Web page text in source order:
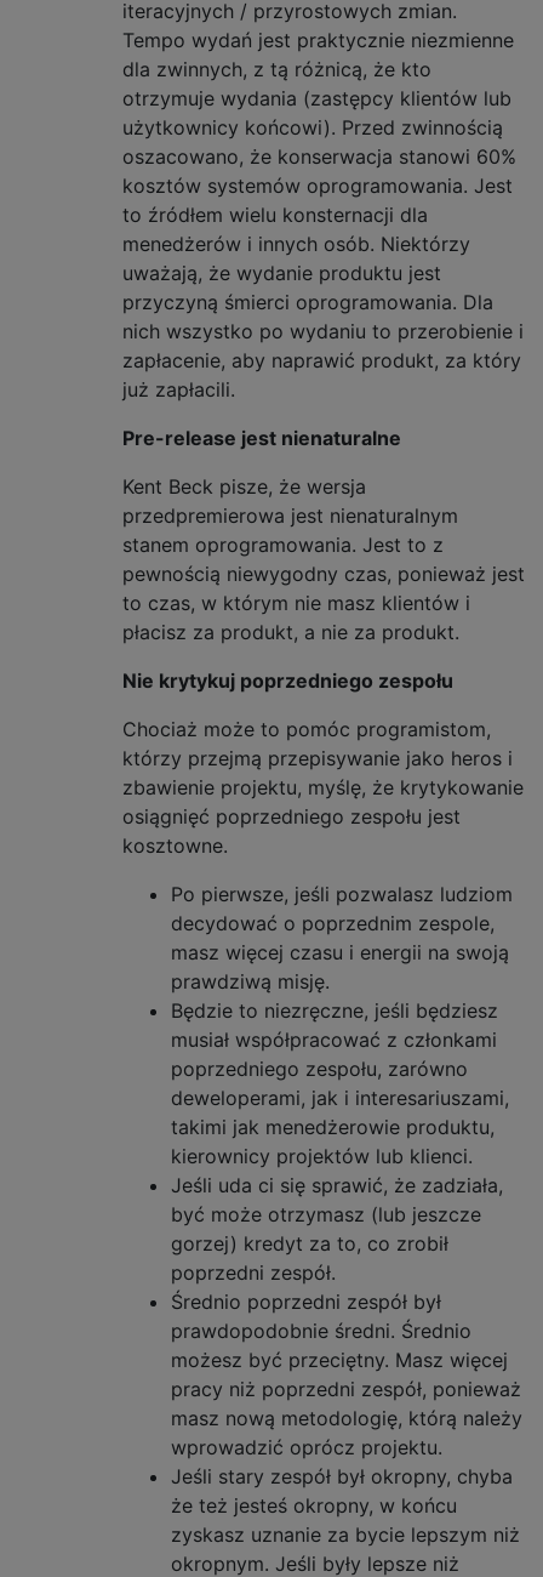
iteracyjnych / przyrostowych zmian.
Tempo wydań jest praktycznie niezmienne
dla zwinnych, z tą różnicą, że kto
otrzymuje wydania (zastępcy klientów lub
użytkownicy końcowi). Przed zwinnością
oszacowano, że konserwacja stanowi 60%
kosztów systemów oprogramowania. Jest
to źródłem wielu konsternacji dla
menedżerów i innych osób. Niektórzy
uważają, że wydanie produktu jest
przyczyną śmierci oprogramowania. Dla
nich wszystko po wydaniu to przerobienie i
zapłacenie, aby naprawić produkt, za który
już zapłacili.
Pre-release jest nienaturalne
Kent Beck pisze, że wersja
przedpremierowa jest nienaturalnym
stanem oprogramowania. Jest to z
pewnością niewygodny czas, ponieważ jest
to czas, w którym nie masz klientów i
płacisz za produkt, a nie za produkt.
Nie krytykuj poprzedniego zespołu
Chociaż może to pomóc programistom,
którzy przejmą przepisywanie jako heros i
zbawienie projektu, myślę, że krytykowanie
osiągnięć poprzedniego zespołu jest
kosztowne.
Po pierwsze, jeśli pozwalasz ludziom
decydować o poprzednim zespole,
masz więcej czasu i energii na swoją
prawdziwą misję.
Będzie to niezręczne, jeśli będziesz
musiał współpracować z członkami
poprzedniego zespołu, zarówno
deweloperami, jak i interesariuszami,
takimi jak menedżerowie produktu,
kierownicy projektów lub klienci.
Jeśli uda ci się sprawić, że zadziała,
być może otrzymasz (lub jeszcze
gorzej) kredyt za to, co zrobił
poprzedni zespół.
Średnio poprzedni zespół był
prawdopodobnie średni. Średnio
możesz być przeciętny. Masz więcej
pracy niż poprzedni zespół, ponieważ
masz nową metodologię, którą należy
wprowadzić oprócz projektu.
Jeśli stary zespół był okropny, chyba
że też jesteś okropny, w końcu
zyskasz uznanie za bycie lepszym niż
okropnym. Jeśli były lepsze niż